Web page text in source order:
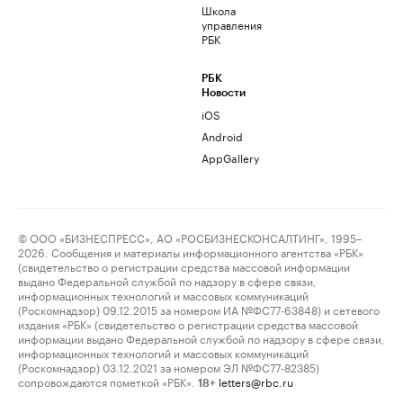
Школа
управления
РБК
РБК
Новости
iOS
Android
AppGallery
© ООО «БИЗНЕСПРЕСС», АО «РОСБИЗНЕСКОНСАЛТИНГ», 1995–
2026. Сообщения и материалы информационного агентства «РБК»
(свидетельство о регистрации средства массовой информации
выдано Федеральной службой по надзору в сфере связи,
информационных технологий и массовых коммуникаций
(Роскомнадзор) 09.12.2015 за номером ИА №ФС77-63848) и сетевого
издания «РБК» (свидетельство о регистрации средства массовой
информации выдано Федеральной службой по надзору в сфере связи,
информационных технологий и массовых коммуникаций
(Роскомнадзор) 03.12.2021 за номером ЭЛ №ФС77-82385)
сопровождаются пометкой «РБК».
18+ letters@rbc.ru